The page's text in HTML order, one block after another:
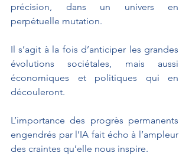
précision, dans un univers en
perpétuelle mutation.
Il s’agit à la fois d’anticiper les grandes
évolutions sociétales, mais aussi
économiques et politiques qui en
découleront.
L’importance des progrès permanents
engendrés par l’IA fait écho à l’ampleur
des craintes qu’elle nous inspire.